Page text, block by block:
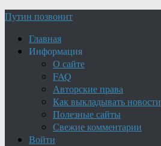
Путин позвонит
Главная
Информация
О сайте
FAQ
Авторские права
Как выкладывать новости
Полезные сайты
Свежие комментарии
Войти